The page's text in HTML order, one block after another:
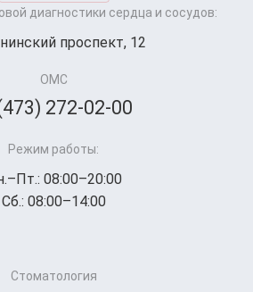
диагностики сердца и сосудов:
проспект, 12
ОМС
272-02-00
Режим работы:
08:00–20:00
Сб.: 08:00–14:00
Стоматология